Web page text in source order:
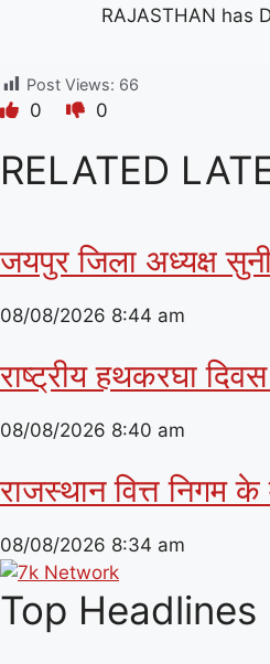
RAJASTHAN has
Post Views: 66
0 0
RELATED
जयपुर जिला अध्यक्ष
08/08/2026 8:44 am
राष्ट्रीय हथकरघा
08/08/2026 8:40 am
राजस्थान वित्त निगम के
08/08/2026 8:34 am
Top Headlines